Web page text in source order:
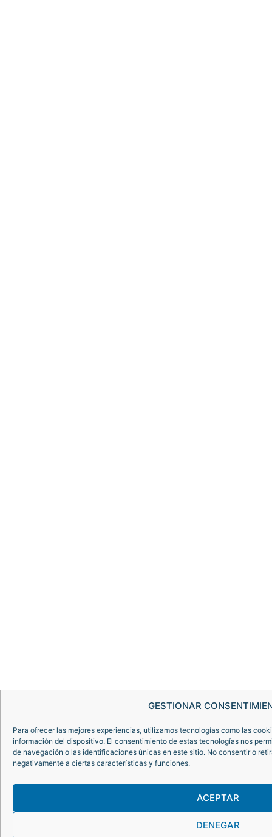
GESTIONAR
Para ofrecer las mejores experiencias, utilizamos tecnologías como las
información del dispositivo. El consentimiento de estas tecnologías nos
de navegación o las identificaciones únicas en este sitio. No consentir o
negativamente a ciertas características y funciones.
ACEPTAR
DENEGAR